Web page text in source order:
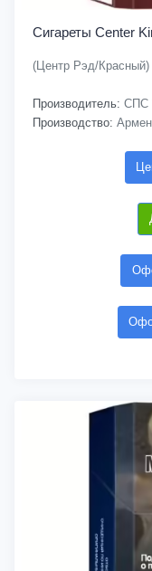
Сигареты Center
(Центр Рэд/Красный)
Производитель: СПС
Производство: